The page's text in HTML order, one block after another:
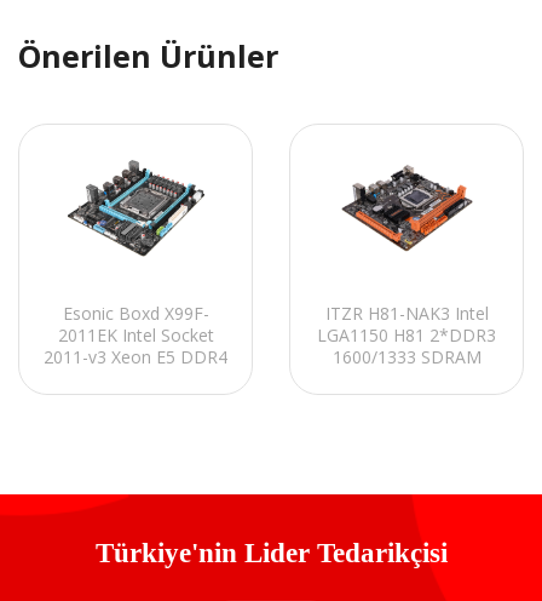
Önerilen Ürünler
Esonic Boxd X99F-
2011EK Intel Socket
2011-v3 Xeon E5 DDR4
MAX.64GB Intel H81 /
ITZR H81-NAK3 Intel
LGA1150 H81 2*DDR3
1600/1333 SDRAM
Türkiye'nin Lider Tedarikçisi